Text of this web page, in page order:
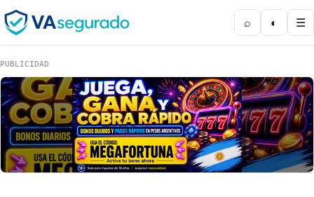
⌕ ◐ ☰
PUBLICIDAD